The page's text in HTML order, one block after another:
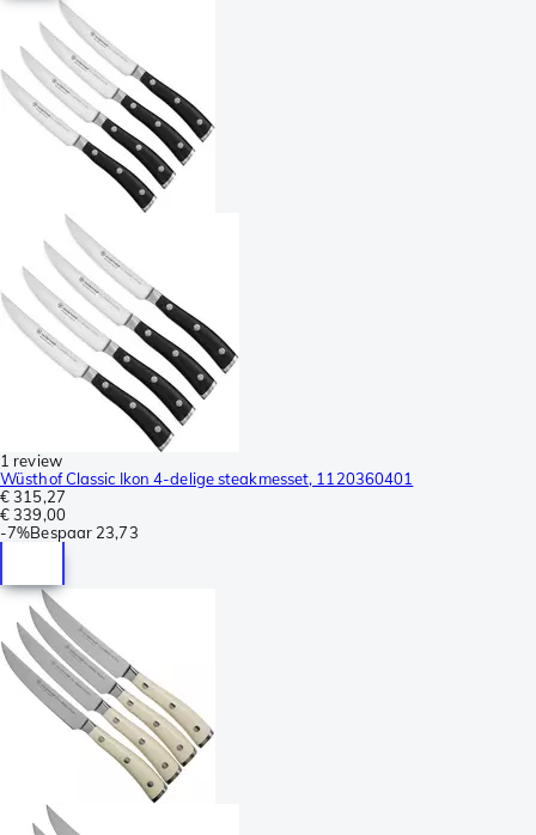
1 review
Wüsthof Classic Ikon 4-delige steakmesset, 1120360401
€ 315,27
€ 339,00
-7%Bespaar 23,73